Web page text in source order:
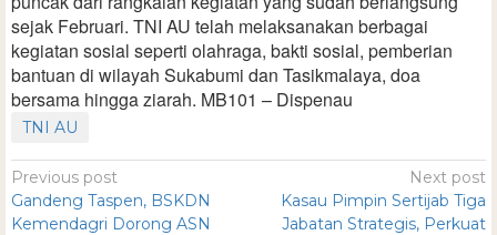
sejak Februari. TNI AU telah melaksanakan berbagai
kegiatan sosial seperti olahraga, bakti sosial, pemberian
bantuan di wilayah Sukabumi dan Tasikmalaya, doa
bersama hingga ziarah. MB101 – Dispenau
TNI AU
Previous post
Gandeng Taspen, BSKDN
Kemendagri Dorong ASN
Next post
Kasau Pimpin Sertijab Tiga
Jabatan Strategis, Perkuat